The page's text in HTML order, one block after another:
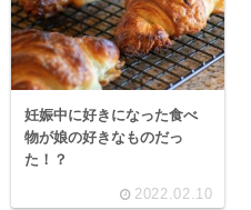
妊娠中に好きになった食べ
物が娘の好きなものだっ
た！？
2022.02.10